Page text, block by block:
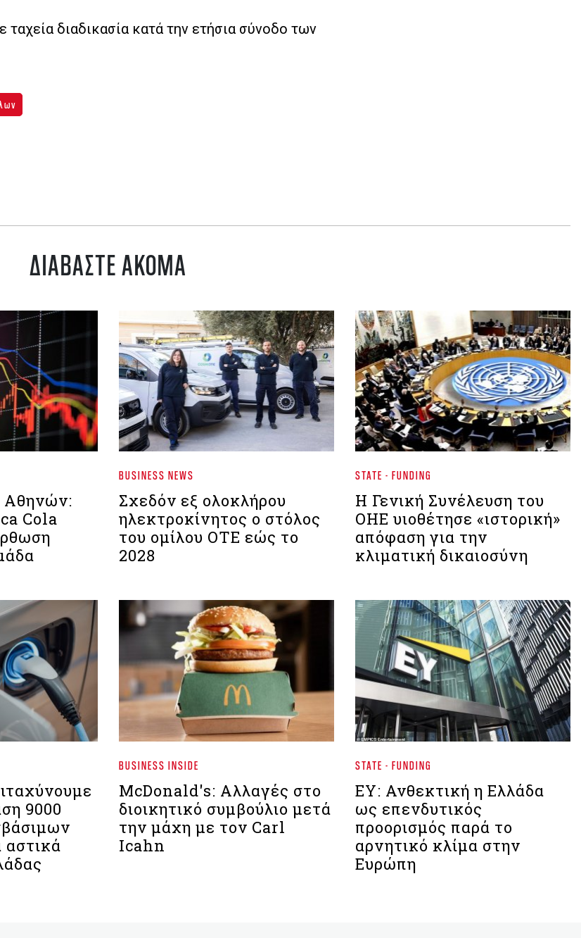
διαδικασία κατά την ετήσια σύνοδο των
ΔΙΑΒΑΣΤΕ ΑΚΟΜΑ
Aθηνών:
Cola
BUSINESS NEWS
Σχεδόν εξ ολοκλήρου
ηλεκτροκίνητος ο στόλος
του ομίλου ΟΤΕ εώς το
2028
STATE - FUNDING
Η Γενική Συνέλευση του
ΟΗΕ υιοθέτησε «ιστορική»
απόφαση για την
κλιματική δικαιοσύνη
9000
BUSINESS INSIDE
McDonald's: Αλλαγές στο
διοικητικό συμβούλιο μετά
την μάχη με τον Carl
Icahn
STATE - FUNDING
ΕΥ: Ανθεκτική η Ελλάδα
ως επενδυτικός
προορισμός παρά το
αρνητικό κλίμα στην
Ευρώπη